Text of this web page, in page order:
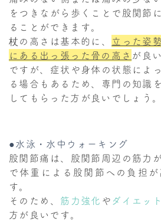
をつきながら歩くことで股関節
ることができます。
杖の高さは基本的に、 立った姿
にある出っ張った骨の高さ が良
ですが、症状や身体の状態によ
る場合もあるため、専門の知識
してもらった方が良いでしょう。
●水泳・水中ウォーキング
股関節痛は、股関節周辺の筋力
で体重による股関節への負担
す。
そのため、 筋力強化 や ダイエット
方が良いです。